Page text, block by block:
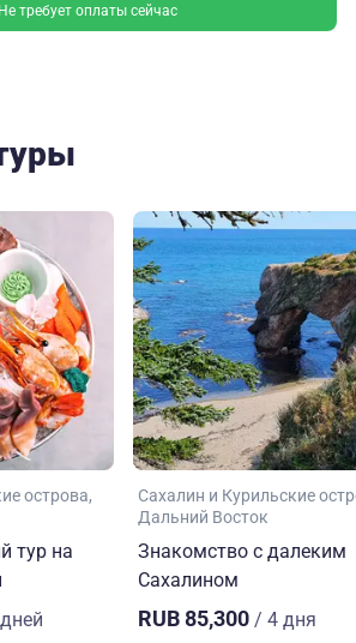
Не требует оплаты сейчас
острова
тур на
Сахалин и Курильские
Дальний Восток
Знакомство с далеким
Сахалином
RUB 85,300 / 4 дня